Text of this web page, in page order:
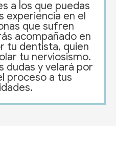
a los que puedas
experiencia en el
que sufren
acompañado en
tu dentista, quien
tu nerviosismo.
dudas y velará por
proceso a tus